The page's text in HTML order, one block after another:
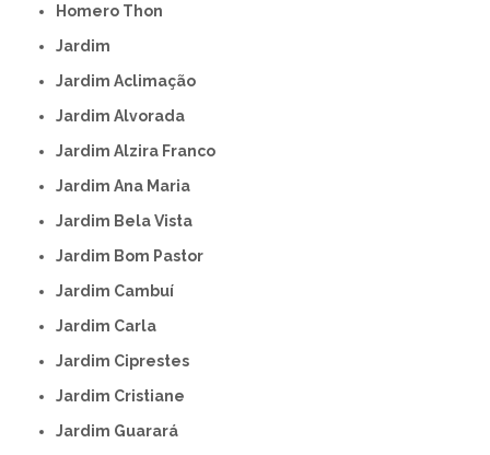
Homero Thon
Jardim
Jardim Aclimação
Jardim Alvorada
Jardim Alzira Franco
Jardim Ana Maria
Jardim Bela Vista
Jardim Bom Pastor
Jardim Cambuí
Jardim Carla
Jardim Ciprestes
Jardim Cristiane
Jardim Guarará